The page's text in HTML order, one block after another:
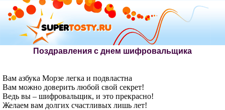
Поздравления с днем шифровальщика
Вам азбука Морзе легка и подвластна
Вам можно доверить любой свой секрет!
Ведь вы – шифровальщик, и это прекрасно!
Желаем вам долгих счастливых лишь лет!